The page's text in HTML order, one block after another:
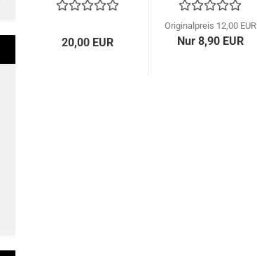
20,00 EUR
CD)...
Originalpreis 12,00 EUR
Nur 8,90 EUR